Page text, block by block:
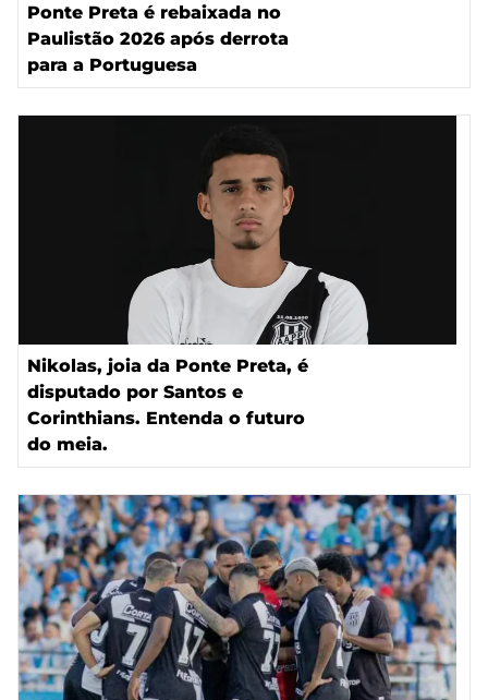
Ponte Preta é rebaixada no
Paulistão 2026 após derrota
para a Portuguesa
Nikolas, joia da Ponte Preta, é
disputado por Santos e
Corinthians. Entenda o futuro
do meia.